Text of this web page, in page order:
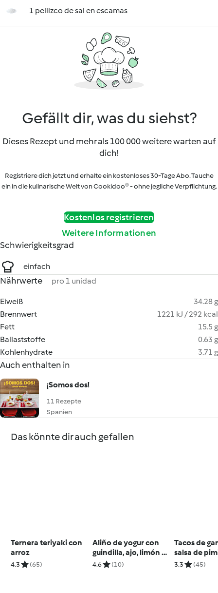
1 pellizco de sal en escamas
Gefällt dir, was du siehst?
Dieses Rezept und mehr als 100 000 weitere warten auf
dich!
Registriere dich jetzt und erhalte ein kostenloses 30-Tage Abo. Tauche
ein in die kulinarische Welt von Cookidoo® - ohne jegliche Verpflichtung.
Kostenlos registrieren
Weitere Informationen
Schwierigkeitsgrad
einfach
Nährwerte pro 1 unidad
Eiweiß
34.28 g
Brennwert
1221 kJ / 292 kcal
Fett
15.5 g
Ballaststoffe
0.63 g
Kohlenhydrate
3.71 g
Auch enthalten in
¡Somos dos!
11 Rezepte
Spanien
Das könnte dir auch gefallen
Ternera teriyaki con
arroz
4.3 (65)
Aliño de yogur con
guindilla, ajo, limón y
cilantro
4.6 (10)
Tacos de
salsa de
3.3 (45)